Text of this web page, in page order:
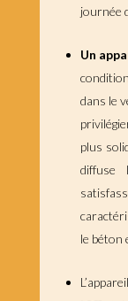
journée
Un
dans le
plus
diffuse
le béton